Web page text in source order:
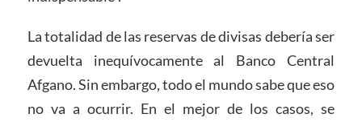
La totalidad de las reservas de divisas debería ser
devuelta inequívocamente al Banco Central
Afgano. Sin embargo, todo el mundo sabe que eso
no va a ocurrir. En el mejor de los casos, se